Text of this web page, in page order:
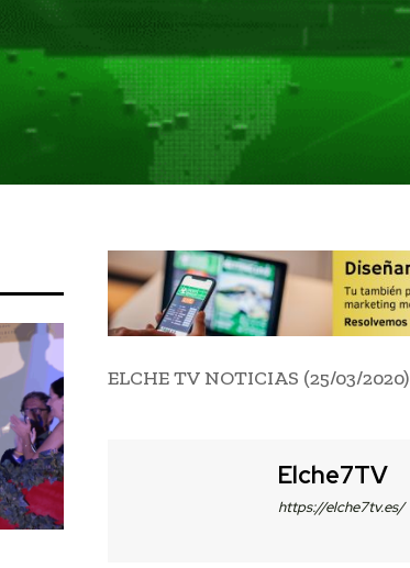
ELCHE TV NOTICIAS (25/03/2020)
Elche7TV
https://elche7tv.es/